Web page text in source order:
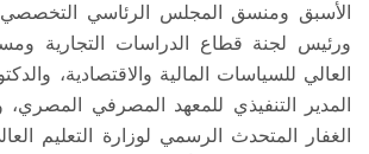
الأسبق ومنسق المجلس الرئاسي التخصصي
ورئيس لجنة قطاع الدراسات التجارية
العالي للسياسات المالية والاقتصادية،
المدير التنفيذي للمعهد المصرفي المصري،
الغفار المتحدث الرسمي لوزارة التعليم